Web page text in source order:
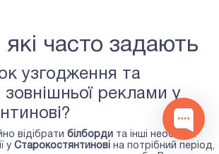
які часто задають
узгодження та
реклами у
відібрати білборди та інші необхідні
у Старокостянтинові на потрібний період,